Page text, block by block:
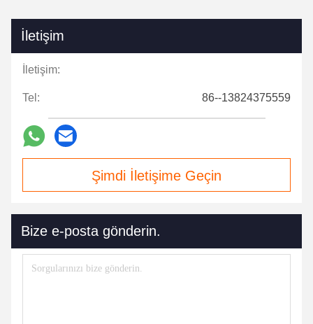
İletişim
İletişim:
Tel: 86--13824375559
Şimdi İletişime Geçin
Bize e-posta gönderin.